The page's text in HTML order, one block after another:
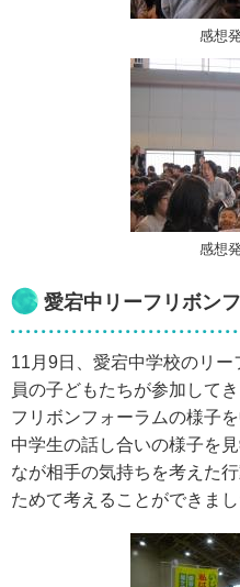
感想
感想
愛宕中リーフリボン
11月9日、愛宕中学校のリ
員の子どもたちが参加して
フリボンフォーラムの様子
中学生の話し合いの様子を
なが相手の気持ちを考えた
ためて考えることができまし